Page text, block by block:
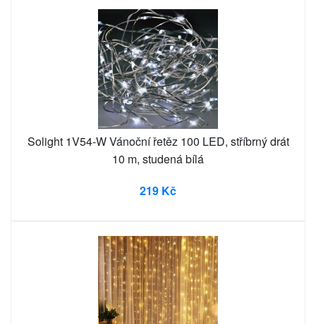
Solight 1V54-W Vánoční řetěz 100 LED, stříbrný drát
10 m, studená bílá
219 Kč